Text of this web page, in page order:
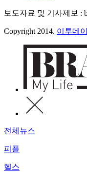
보도자료 및 기사제보 :
Copyright 2014. 이투데
전체뉴스
피플
헬스